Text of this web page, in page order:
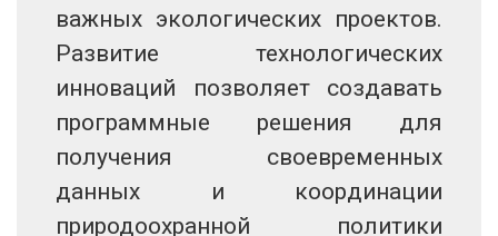
важных экологических проектов.
Развитие технологических
инноваций позволяет создавать
программные решения для
получения своевременных
данных и координации
природоохранной политики